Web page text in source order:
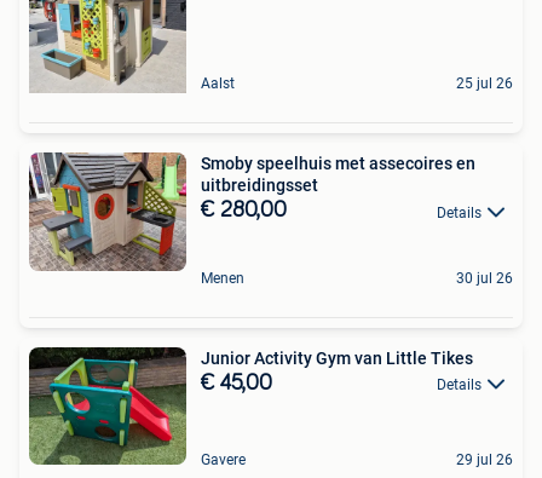
Aalst 25 jul 26
Smoby speelhuis met assecoires en
uitbreidingsset
€ 280,00 Details
Menen 30 jul 26
Junior Activity Gym van Little Tikes
€ 45,00 Details
Gavere 29 jul 26